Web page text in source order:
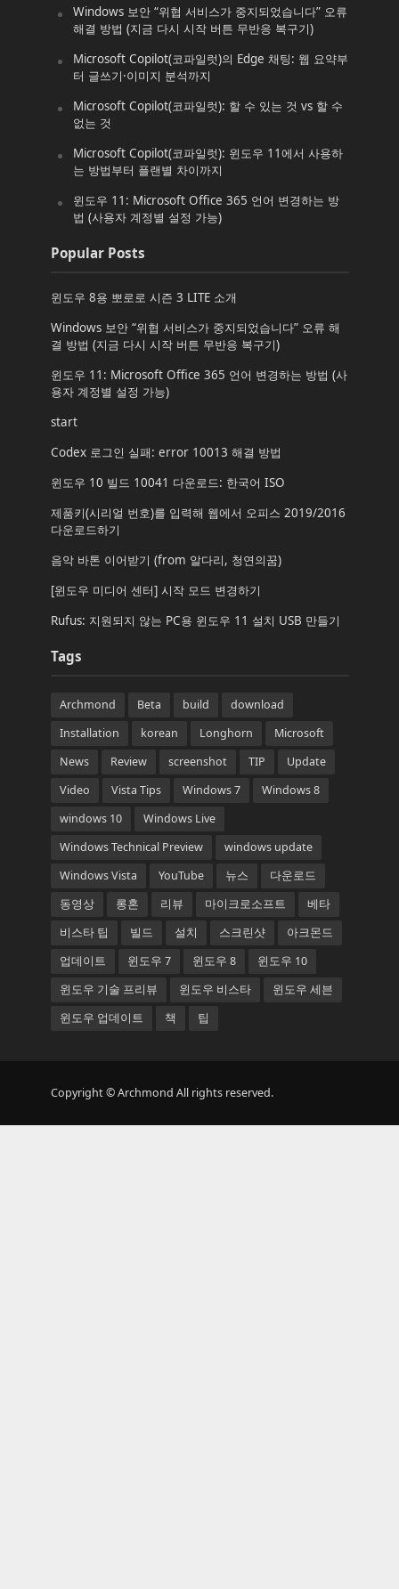
Windows 보안 “위협 서비스가 중지되었습니다” 오류
해결 방법 (지금 다시 시작 버튼 무반응 복구기)
Microsoft Copilot(코파일럿)의 Edge 채팅: 웹 요약부
터 글쓰기·이미지 분석까지
Microsoft Copilot(코파일럿): 할 수 있는 것 vs 할 수
없는 것
Microsoft Copilot(코파일럿): 윈도우 11에서 사용하
는 방법부터 플랜별 차이까지
윈도우 11: Microsoft Office 365 언어 변경하는 방
법 (사용자 계정별 설정 가능)
Popular Posts
윈도우 8용 뽀로로 시즌 3 LITE 소개
Windows 보안 “위협 서비스가 중지되었습니다” 오류 해
결 방법 (지금 다시 시작 버튼 무반응 복구기)
윈도우 11: Microsoft Office 365 언어 변경하는 방법 (사
용자 계정별 설정 가능)
start
Codex 로그인 실패: error 10013 해결 방법
윈도우 10 빌드 10041 다운로드: 한국어 ISO
제품키(시리얼 번호)를 입력해 웹에서 오피스 2019/2016
다운로드하기
음악 바톤 이어받기 (from 알다리, 청연의꿈)
[윈도우 미디어 센터] 시작 모드 변경하기
Rufus: 지원되지 않는 PC용 윈도우 11 설치 USB 만들기
Tags
Archmond Beta build
download
Installation
korean Longhorn
Microsoft
News
Review screenshot TIP
Update
Video
Vista Tips Windows 7
Windows 8
windows 10
Windows Live
Windows Technical Preview
windows update
Windows Vista
YouTube 뉴스
다운로드
동영상
롱혼 리뷰 마이크로소프트
베타
비스타 팁
빌드 설치 스크린샷
아크몬드
업데이트
윈도우 7 윈도우 8
윈도우 10
윈도우 기술 프리뷰
윈도우 비스타
윈도우 세븐
윈도우 업데이트
책 팁
Copyright © Archmond All rights reserved.